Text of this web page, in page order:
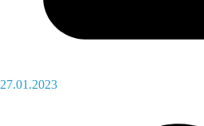
27.01.2023